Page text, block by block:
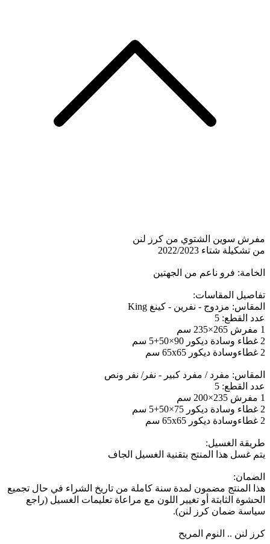
مفرش سوين الشتوي من كرز لنن
من تشكيلة شتاء 2022/2023
الخامة: فرو ناعم من الجهتين
تفاصيل المقاسات:
المقاس: مزدوج - نفرين - كينغ King
عدد القطع: 5
1 مفرش 265×235 سم
2 غطاء وسادة ديكور 90×50+5 سم
2 غطاءوسادة ديكور 65x65 سم
المقاس: مفرد / مفرد كبير - نفر/ نفر ونص
عدد القطع: 5
1 مفرش 235×200 سم
2 غطاء وسادة ديكور 75×50+5 سم
2 غطاءوسادة ديكور 65x65 سم
طريقة الغسيل:
يتم غسل هذا المنتج بتقنية الغسيل الجاف
الضمان:
هذا المنتج مضمون لمدة سنة كاملة من تاريخ الشراء في حال تجميع
الحشوة الثابتة أو تغيير اللون مع مراعاة تعليمات الغسيل (راجع
سياسة ضمان كرز لنن).
كرز لنن .. النوم المريح